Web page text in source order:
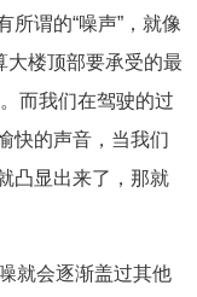
所谓的“噪声”，就像
大楼顶部要承受的最
而我们在驾驶的过
快的声音，当我们
凸显出来了，那就
就会逐渐盖过其他